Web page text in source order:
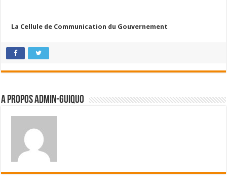
La Cellule de Communication du Gouvernement
A propos admin-guiquo